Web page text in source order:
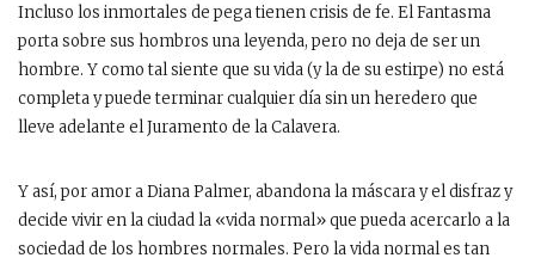
Incluso los inmortales de pega tienen crisis de fe. El Fantasma
porta sobre sus hombros una leyenda, pero no deja de ser un
hombre. Y como tal siente que su vida (y la de su estirpe) no está
completa y puede terminar cualquier día sin un heredero que
lleve adelante el Juramento de la Calavera.
Y así, por amor a Diana Palmer, abandona la máscara y el disfraz y
decide vivir en la ciudad la «vida normal» que pueda acercarlo a la
sociedad de los hombres normales. Pero la vida normal es tan